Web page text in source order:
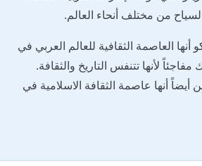
من مختلف أنحاء العالم.
أنها العاصمة الثقافية للعالم العربي في
ذلك مفاجئاً لأنها تتنفس التاريخ والثقافة.
أنها عاصمة الثقافة الاسلامية في